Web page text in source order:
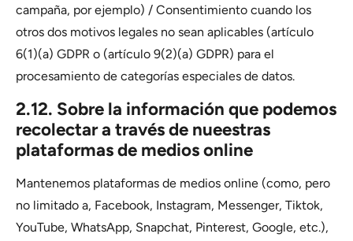
campaña, por ejemplo) / Consentimiento cuando los
otros dos motivos legales no sean aplicables (artículo
6(1)(a) GDPR o (artículo 9(2)(a) GDPR) para el
procesamiento de categorías especiales de datos.
2.12. Sobre la información que podemos
recolectar a través de nueestras
plataformas de medios online
Mantenemos plataformas de medios online (como, pero
no limitado a, Facebook, Instagram, Messenger, Tiktok,
YouTube, WhatsApp, Snapchat, Pinterest, Google, etc.),